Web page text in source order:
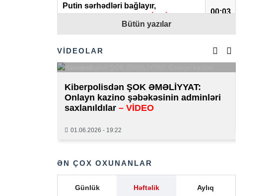
00:03
Putin sərhədləri bağlayır,
22:46
İrəvan dünyaya Azərbaycan
üzərindən çıxır –Mühüm etiraf –
VİDEO
Çin avtomobilləri KÜTLƏVİ sıradan
21:55
21:30
Restoran admistratoru xanım
Bütün yazılar
VİDEOLAR
Kiberpolisdən ŞOK ƏMƏLİYYAT:
Onlayn kazino şəbəkəsinin adminləri
saxlanıldılar – VİDEO
01.06.2026 - 19:22
ƏN ÇOX OXUNANLAR
Günlük Həftəlik Aylıq